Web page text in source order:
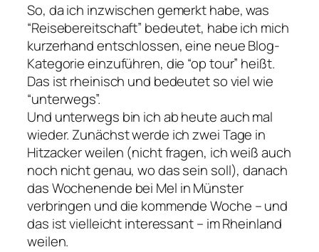
So, da ich inzwischen gemerkt habe, was
“Reisebereitschaft” bedeutet, habe ich mich
kurzerhand entschlossen, eine neue Blog-
Kategorie einzuführen, die “op tour” heißt.
Das ist rheinisch und bedeutet so viel wie
“unterwegs”.
Und unterwegs bin ich ab heute auch mal
wieder. Zunächst werde ich zwei Tage in
Hitzacker weilen (nicht fragen, ich weiß auch
noch nicht genau, wo das sein soll), danach
das Wochenende bei Mel in Münster
verbringen und die kommende Woche – und
das ist vielleicht interessant – im Rheinland
weilen.